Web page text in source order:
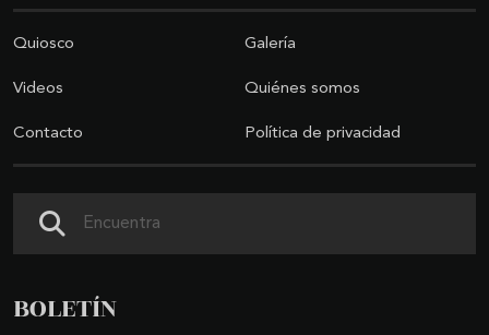
Quiosco Galería
Videos Quiénes somos
Contacto Política de privacidad
BOLETÍN